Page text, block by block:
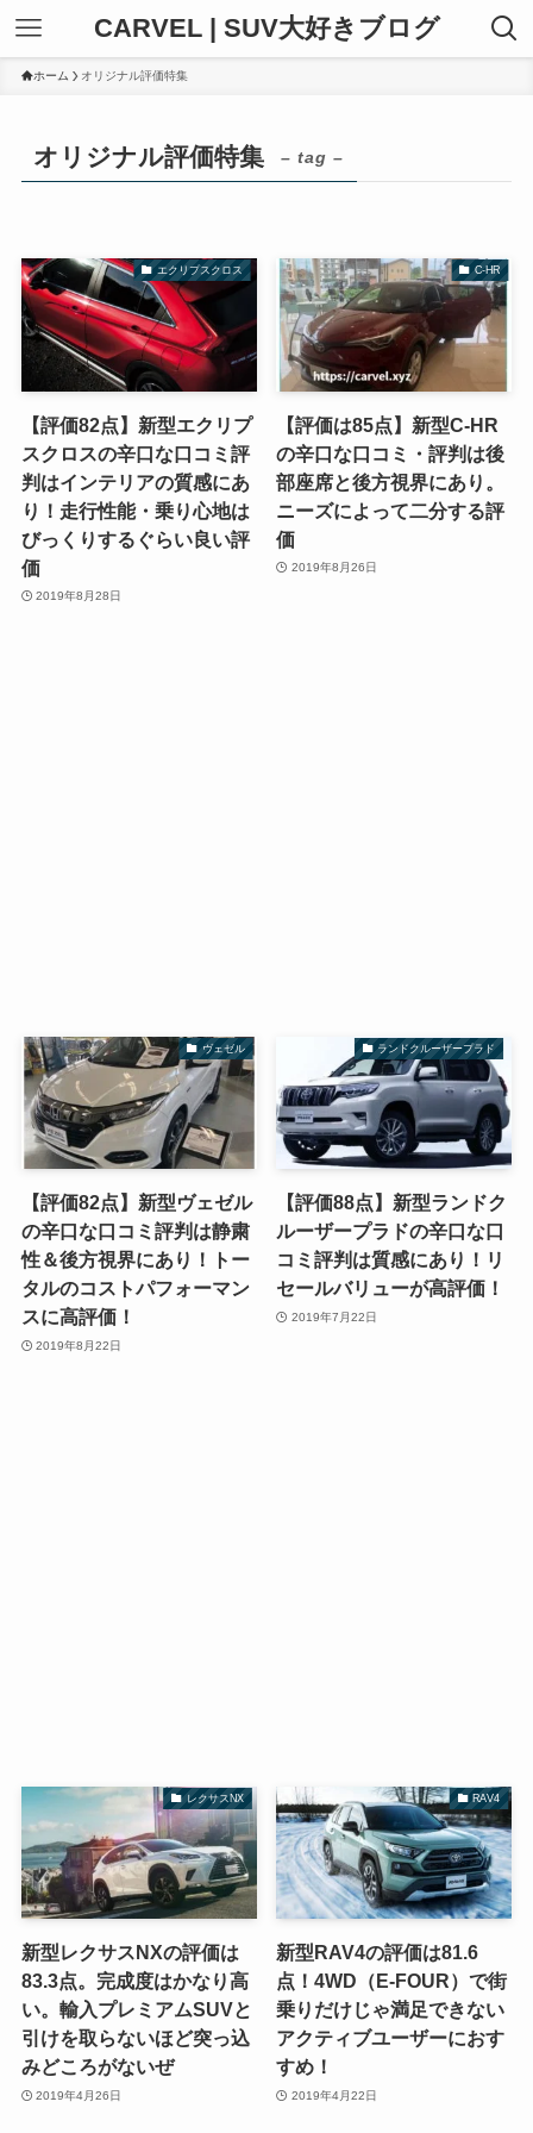
CARVEL | SUV大好きブログ
ホーム オリジナル評価特集
オリジナル評価特集 – tag –
エクリプスクロス
【評価82点】新型エクリプ
スクロスの辛口な口コミ評
判はインテリアの質感にあ
り！走行性能・乗り心地は
びっくりするぐらい良い評
価
2019年8月28日
C-HR
【評価は85点】新型C-HR
の辛口な口コミ・評判は後
部座席と後方視界にあり。
ニーズによって二分する評
価
2019年8月26日
ヴェゼル
【評価82点】新型ヴェゼル
の辛口な口コミ評判は静粛
性＆後方視界にあり！トー
タルのコストパフォーマン
スに高評価！
2019年8月22日
ランドクルーザープラド
【評価88点】新型ランドク
ルーザープラドの辛口な口
コミ評判は質感にあり！リ
セールバリューが高評価！
2019年7月22日
レクサスNX
新型レクサスNXの評価は
83.3点。完成度はかなり高
い。輸入プレミアムSUVと
引けを取らないほど突っ込
みどころがないぜ
2019年4月26日
RAV4
新型RAV4の評価は81.6
点！4WD（E-FOUR）で街
乗りだけじゃ満足できない
アクティブユーザーにおす
すめ！
2019年4月22日